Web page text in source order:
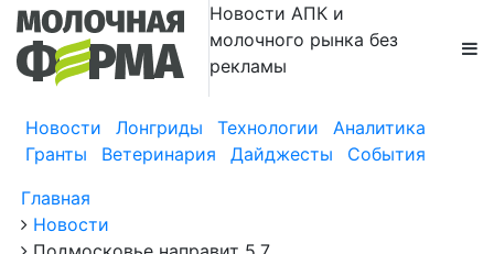
Новости АПК и
молочного рынка без
рекламы
Новости Лонгриды Технологии
Аналитика
Гранты
Ветеринария Дайджесты
События
Главная
Новости